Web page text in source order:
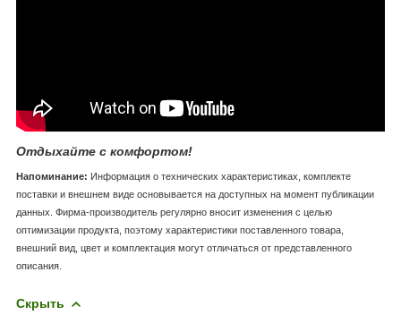
Отдыхайте с комфортом!
Напоминание: Информация о технических характеристиках, комплекте
поставки и внешнем виде основывается на доступных на момент публикации
данных. Фирма-производитель регулярно вносит изменения с целью
оптимизации продукта, поэтому характеристики поставленного товара,
внешний вид, цвет и комплектация могут отличаться от представленного
описания.
Скрыть